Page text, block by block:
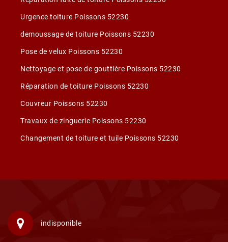
Urgence toiture Poissons 52230
demoussage de toiture Poissons 52230
Pose de velux Poissons 52230
Nettoyage et pose de gouttière Poissons 52230
Réparation de toiture Poissons 52230
Couvreur Poissons 52230
Travaux de zinguerie Poissons 52230
Changement de toiture et tuile Poissons 52230
indisponible